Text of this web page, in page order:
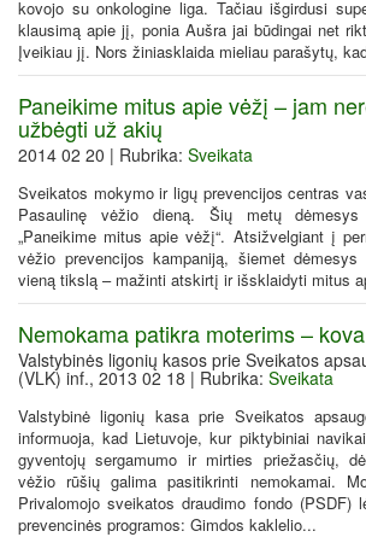
kovojo su onkologine liga. Tačiau išgirdusi
klausimą apie jį, ponia Aušra jai būdingai net
Įveikiau jį. Nors žiniasklaida mieliau parašytų,
Paneikime mitus apie vėžį – jam
užbėgti už akių
2014 02 20 | Rubrika: Sveikata
Sveikatos mokymo ir ligų prevencijos centras
Pasaulinę vėžio dieną. Šių metų
„Paneikime mitus apie vėžį“. Atsižvelgiant į
vėžio prevencijos kampaniją, šiemet
vieną tikslą – mažinti atskirtį ir išsklaidyti mitus
Nemokama patikra moterims –
Valstybinės ligonių kasos prie Sveikatos
(VLK) inf., 2013 02 18 | Rubrika: Sveikata
Valstybinė ligonių kasa prie Sveikatos
informuoja, kad Lietuvoje, kur piktybiniai
gyventojų sergamumo ir mirties priežasčių,
vėžio rūšių galima pasitikrinti nemokamai.
Privalomojo sveikatos draudimo fondo (PSDF)
prevencinės programos: Gimdos kaklelio...